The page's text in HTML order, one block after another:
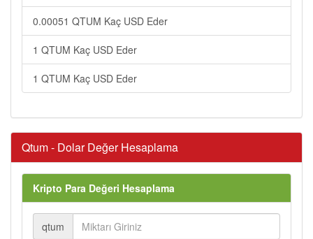
0.00051 QTUM Kaç USD Eder
1 QTUM Kaç USD Eder
1 QTUM Kaç USD Eder
Qtum - Dolar Değer Hesaplama
Kripto Para Değeri Hesaplama
qtum